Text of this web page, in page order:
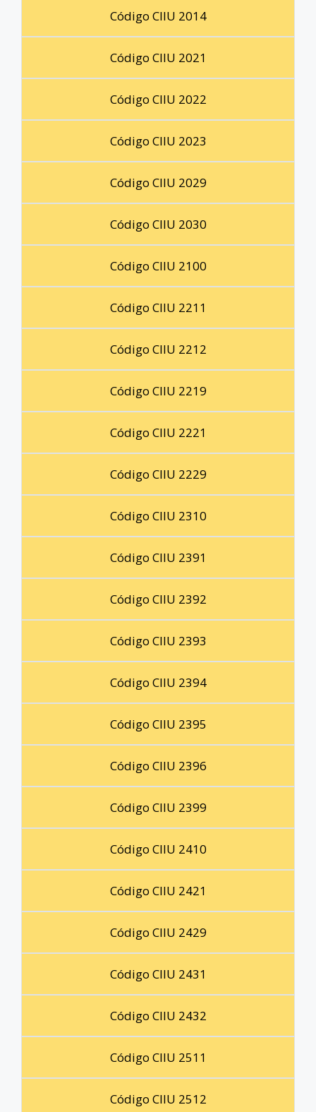
Código CIIU 2014
Código CIIU 2021
Código CIIU 2022
Código CIIU 2023
Código CIIU 2029
Código CIIU 2030
Código CIIU 2100
Código CIIU 2211
Código CIIU 2212
Código CIIU 2219
Código CIIU 2221
Código CIIU 2229
Código CIIU 2310
Código CIIU 2391
Código CIIU 2392
Código CIIU 2393
Código CIIU 2394
Código CIIU 2395
Código CIIU 2396
Código CIIU 2399
Código CIIU 2410
Código CIIU 2421
Código CIIU 2429
Código CIIU 2431
Código CIIU 2432
Código CIIU 2511
Código CIIU 2512